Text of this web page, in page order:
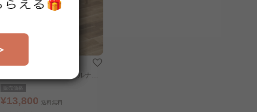
ダイニングワゴン ウォールナッ
ト販売価格
¥13,800 送料無料